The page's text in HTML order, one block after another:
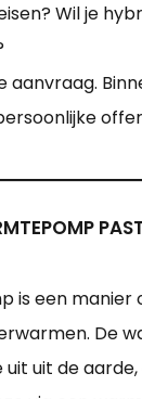
Wil je
aanvraag.
is een manier
De
uit de